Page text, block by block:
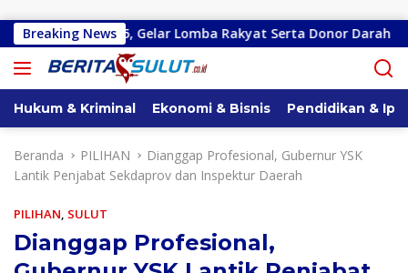
Breaking News
25, Gelar Lomba Rakyat Serta Donor Darah
Hukum & Kriminal Ekonomi & Bisnis Pendidikan &
Beranda PILIHAN
Dianggap Profesional, Gubernur YSK
Lantik Penjabat Sekdaprov dan Inspektur Daerah
PILIHAN, SULUT
Dianggap Profesional,